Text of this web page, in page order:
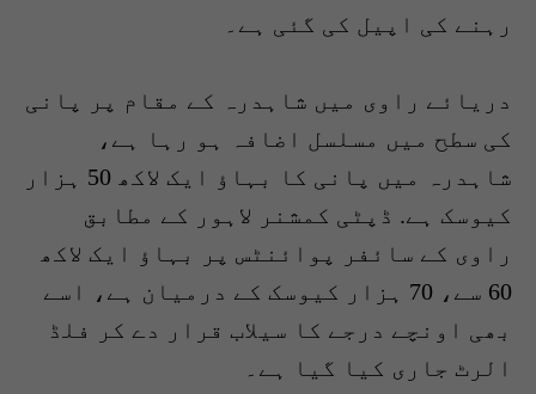
رہنے کی اپیل کی گئی ہے۔
دریائے راوی میں شاہدرہ کے مقام پر پانی
کی سطح میں مسلسل اضافہ ہو رہا ہے،
شاہدرہ میں پانی کا بہاؤ ایک لاکھ 50 ہزار
کیوسک ہے. ڈپٹی کمشنر لاہور کے مطابق
راوی کے سائفر پوائنٹس پر بہاؤ ایک لاکھ
60 سے، 70 ہزار کیوسک کے درمیان ہے، اسے
بھی اونچے درجے کا سیلاب قرار دے کر فلڈ
الرٹ جاری کیا گیا ہے۔